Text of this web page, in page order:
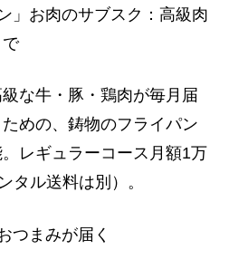
」お肉のサブスク：高級肉
な牛・豚・鶏肉が毎月届
めの、鋳物のフライパン
レギュラーコース月額1万
タル送料は別）。
つまみが届く